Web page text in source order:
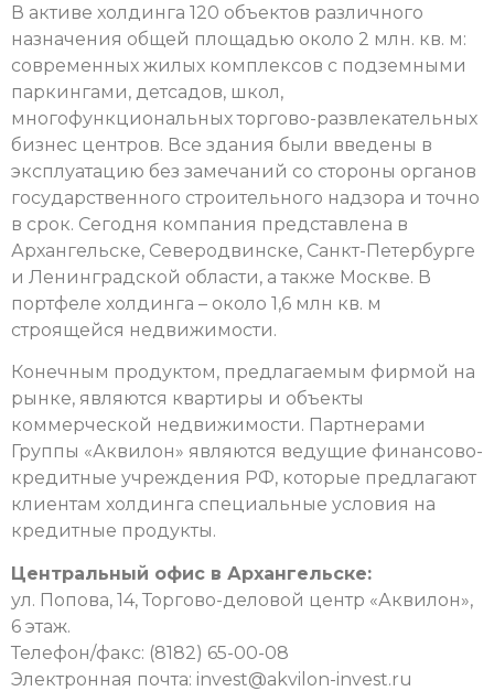
В активе холдинга 120 объектов различного
назначения общей площадью около 2 млн. кв. м:
современных жилых комплексов с подземными
паркингами, детсадов, школ,
многофункциональных торгово-развлекательных
бизнес центров. Все здания были введены в
эксплуатацию без замечаний со стороны органов
государственного строительного надзора и точно
в срок. Сегодня компания представлена в
Архангельске, Северодвинске, Санкт-Петербурге
и Ленинградской области, а также Москве. В
портфеле холдинга – около 1,6 млн кв. м
строящейся недвижимости.
Конечным продуктом, предлагаемым фирмой на
рынке, являются квартиры и объекты
коммерческой недвижимости. Партнерами
Группы «Аквилон» являются ведущие финансово-
кредитные учреждения РФ, которые предлагают
клиентам холдинга специальные условия на
кредитные продукты.
Центральный офис в Архангельске:
ул. Попова, 14, Торгово-деловой центр «Аквилон»,
6 этаж.
Телефон/факс: (8182) 65-00-08
Электронная почта: invest@akvilon-invest.ru